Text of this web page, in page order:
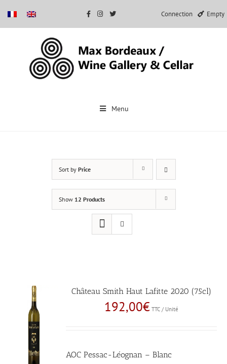
Connection Empty
Menu
Sort by Price
Show 12 Products
Château Smith Haut Lafitte 2020 (75cl)
192,00€ TTC / Unité
AOC Pessac-Léognan – Blanc